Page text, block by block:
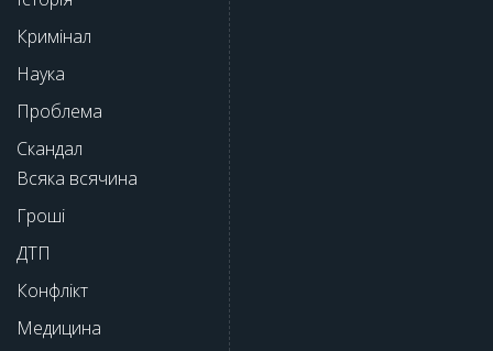
Кримінал
Наука
Проблема
Скандал
Всяка всячина
Гроші
ДТП
Конфлікт
Медицина